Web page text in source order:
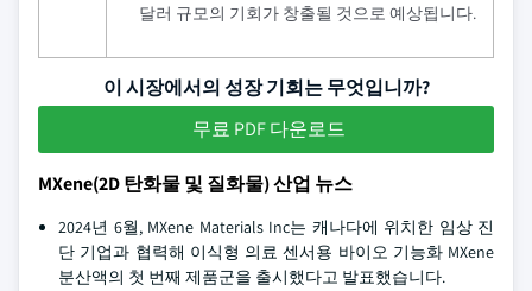
달러 규모의 기회가 창출될 것으로 예상됩니다.
이 시장에서의 성장 기회는 무엇입니까?
무료 PDF 다운로드
MXene(2D 탄화물 및 질화물) 산업 뉴스
2024년 6월, MXene Materials Inc는 캐나다에 위치한 임상 진
단 기업과 협력해 이식형 의료 센서용 바이오 기능화 MXene
분산액의 첫 번째 제품군을 출시했다고 발표했습니다.